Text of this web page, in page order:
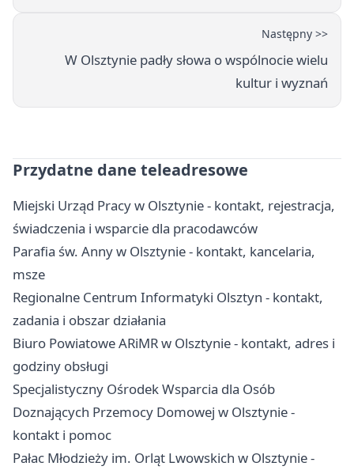
Następny >>
W Olsztynie padły słowa o wspólnocie wielu
kultur i wyznań
Przydatne dane teleadresowe
Miejski Urząd Pracy w Olsztynie - kontakt, rejestracja,
świadczenia i wsparcie dla pracodawców
Parafia św. Anny w Olsztynie - kontakt, kancelaria,
msze
Regionalne Centrum Informatyki Olsztyn - kontakt,
zadania i obszar działania
Biuro Powiatowe ARiMR w Olsztynie - kontakt, adres i
godziny obsługi
Specjalistyczny Ośrodek Wsparcia dla Osób
Doznających Przemocy Domowej w Olsztynie -
kontakt i pomoc
Pałac Młodzieży im. Orląt Lwowskich w Olsztynie -